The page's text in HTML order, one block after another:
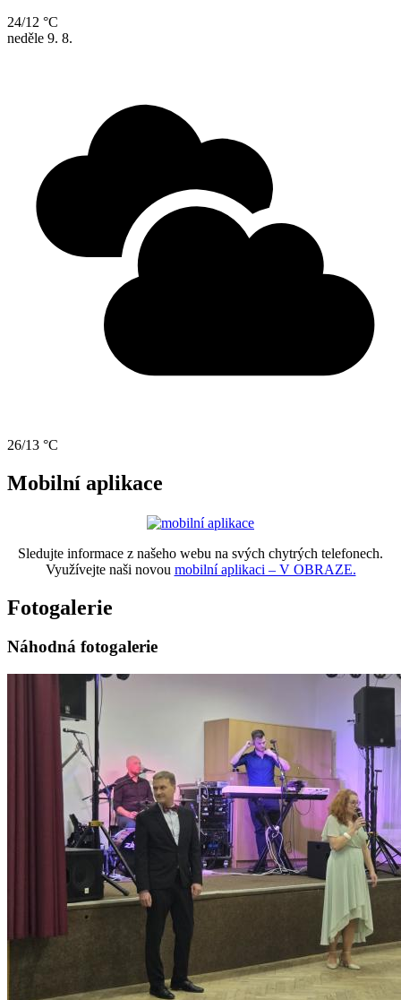
24/12 °C
neděle 9. 8.
26/13 °C
Mobilní aplikace
Sledujte informace z našeho webu na svých chytrých telefonech.
Využívejte naši novou mobilní aplikaci – V OBRAZE.
Fotogalerie
Náhodná fotogalerie